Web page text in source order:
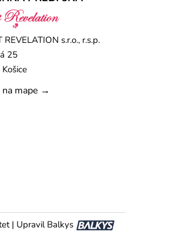
REVELATION s.r.o., r.s.p.
25
na mape →
| Upravil Balkys